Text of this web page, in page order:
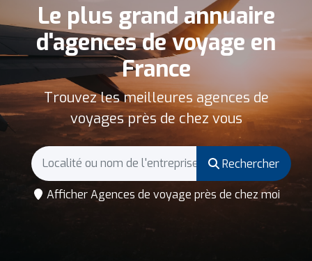
Le plus grand annuaire
d'agences de voyage en
France
Trouvez les meilleures agences de
voyages près de chez vous
Rechercher
Afficher Agences de voyage près de chez moi